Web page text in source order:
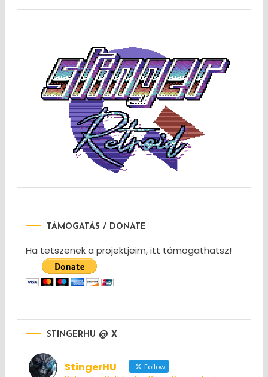
TÁMOGATÁS / DONATE
Ha tetszenek a projektjeim, itt támogathatsz!
STINGERHU @ X
StingerHU Follow